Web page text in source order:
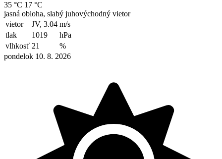
35 °C 17 °C
jasná obloha, slabý juhovýchodný vietor
vietor
JV, 3.04 m/s
tlak
1019
hPa
vlhkosť 21
%
pondelok 10. 8. 2026